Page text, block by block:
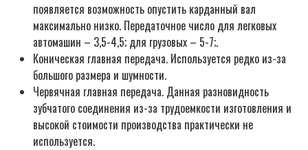
появляется возможность опустить карданный вал
максимально низко. Передаточное число для легковых
автомашин – 3,5-4,5; для грузовых – 5-7;.
Коническая главная передача. Используется редко из-за
большого размера и шумности.
Червячная главная передача. Данная разновидность
зубчатого соединения из-за трудоемкости изготовления и
высокой стоимости производства практически не
используется.